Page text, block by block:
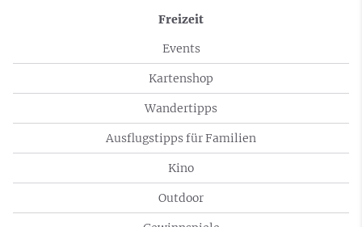
Freizeit
Events
Kartenshop
Wandertipps
Ausflugstipps für Familien
Kino
Outdoor